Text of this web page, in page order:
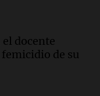
en
el docente
de su